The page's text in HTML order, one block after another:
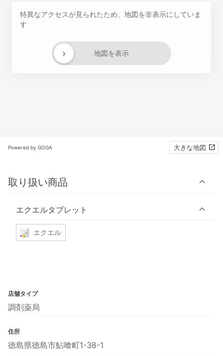
特異なアクセスが見られたため、地図を非表示にしていま
す
地図を表示
›
Powered by GOGA 大きな地図
取り扱い商品
エクエルタブレット
エクエル
店舗タイプ
調剤薬局
住所
徳島県徳島市鮎喰町1-38-1